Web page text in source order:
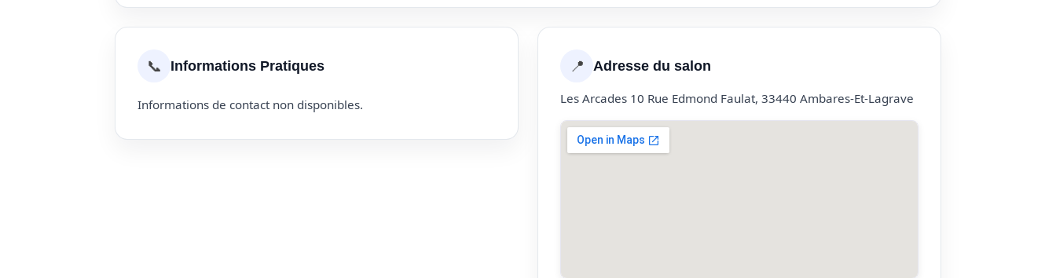
📞 Informations Pratiques
Informations de contact non disponibles.
📍 Adresse du salon
Les Arcades 10 Rue Edmond Faulat, 33440 Ambares-Et-Lagrave